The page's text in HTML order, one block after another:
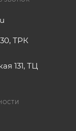
ТРК
131, ТЦ